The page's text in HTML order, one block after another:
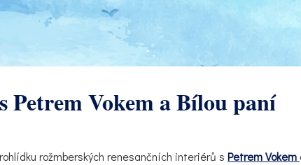
Petrem Vokem a Bílou paní
rožmberských renesančních interiérů s Petrem Vokem